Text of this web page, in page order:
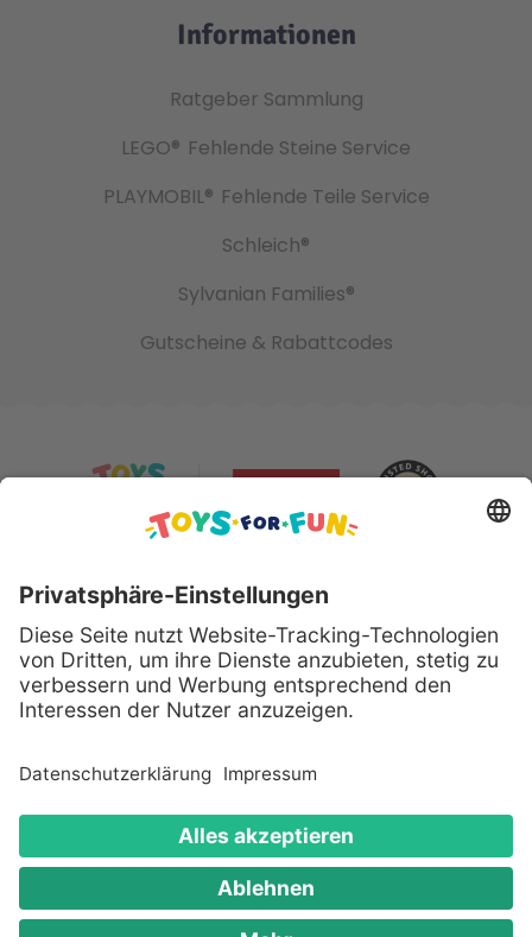
Informationen
Ratgeber Sammlung
LEGO® Fehlende Steine Service
PLAYMOBIL® Fehlende Teile Service
Schleich®
Sylvanian Families®
Gutscheine & Rabattcodes
Sicher bezahlen mit:
Alle genannten Produkte und Logos sind eingetragene
Warenzeichen der jeweiligen Hersteller.
Copyright © 2008 - 2026 Toys for Fun GmbH - Alle
Rechte vorbehalten